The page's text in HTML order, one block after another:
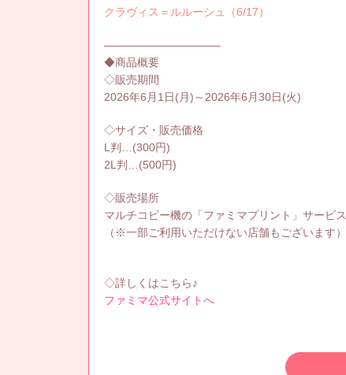
クラヴィス＝ルルーシュ（6/17）
——————————–
◆商品概要
◇販売期間
2026年6月1日(月)～2026年6月30日(火)
◇サイズ・販売価格
L判…(300円)
2L判…(500円)
◇販売場所
マルチコピー機の「ファミマプリント」サービス
（※一部ご利用いただけない店舗もございます）
◇詳しくはこちら♪
ファミマ公式サイトへ